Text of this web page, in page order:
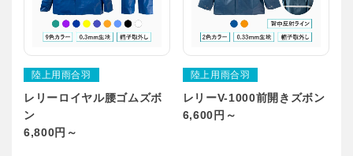
陸上用雨合羽
レリーロイヤル腰ゴムズボ
ン
6,800円～
陸上用雨合羽
レリーV-1000前開きズボン
6,600円～